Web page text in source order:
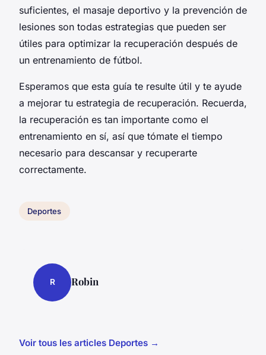
suficientes, el masaje deportivo y la prevención de
lesiones son todas estrategias que pueden ser
útiles para optimizar la recuperación después de
un entrenamiento de fútbol.
Esperamos que esta guía te resulte útil y te ayude
a mejorar tu estrategia de recuperación. Recuerda,
la recuperación es tan importante como el
entrenamiento en sí, así que tómate el tiempo
necesario para descansar y recuperarte
correctamente.
Deportes
R Robin
Voir tous les articles Deportes →